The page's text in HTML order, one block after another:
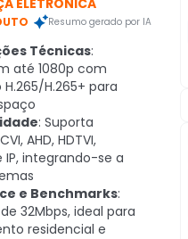
ELETRÔNICA
Resumo gerado por IA
Técnicas:
até 1080p com
H.265+ para
: Suporta
AHD, HDTVI,
IP, integrando-se a
e Benchmarks:
32Mbps, ideal para
residencial e